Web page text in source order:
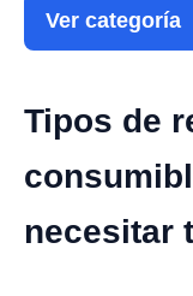
Ver categoría
Tipos de
necesitar